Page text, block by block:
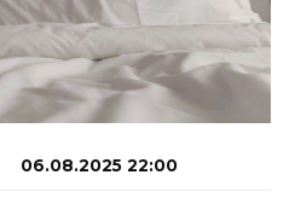
06.08.2025 22:00